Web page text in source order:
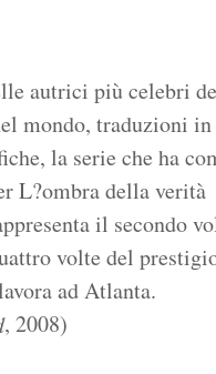
autrici più celebri
mondo, traduzioni
la serie che ha
L?ombra della verità
il secondo
volte del
ad Atlanta.
, 2008)